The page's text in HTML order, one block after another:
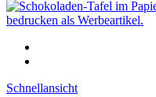
Schnellansicht